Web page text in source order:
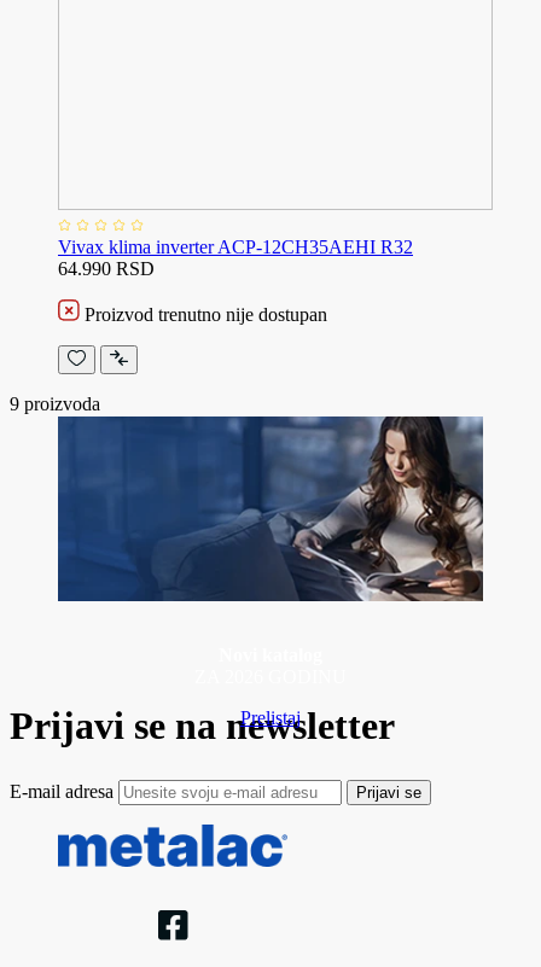
Vivax klima inverter ACP-12CH35AEHI R32
64.990 RSD
Proizvod trenutno nije dostupan
9 proizvoda
Prelistaj
Prijavi se na newsletter
E-mail adresa Prijavi se